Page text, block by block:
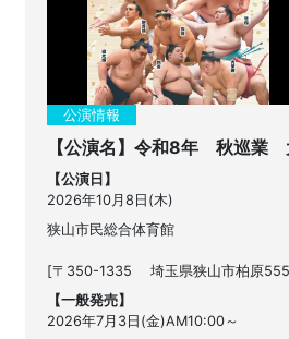
公演情報
【公演名】令和8年 秋巡業
【公演日】
2026年10月8日(木)
狭山市民総合体育館
[〒350-1335 埼玉県狭山市柏原
【一般発売】
2026年7月3日(金)AM10:00～